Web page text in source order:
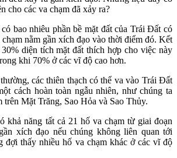
cho các va chạm đã xảy ra?
bao nhiêu phần bề mặt đất của Trái Đất có
nằm gần xích đạo vào thời điểm đó. Kết
diện tích mặt đất thích hợp cho việc này
khi 70% ở các vĩ độ cao hơn.
các thiên thạch có thể va vào Trái Đất
cách hoàn toàn ngẫu nhiên, như chúng ta
trên Mặt Trăng, Sao Hỏa và Sao Thủy.
khả năng tất cả 21 hố va chạm từ giai đoạn
xích đạo nếu chúng không liên quan tới
đợi thấy nhiều hố va chạm khác ở các vĩ độ